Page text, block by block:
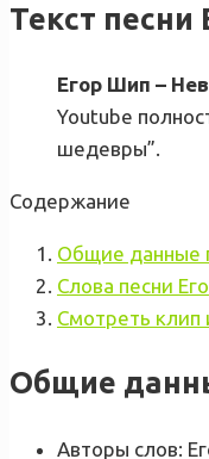
Текст
Егор Шип –
Youtube
шедевры”.
Содержание
Общие данные
Слова песни
Смотреть клип
Общие
Авторы слов: